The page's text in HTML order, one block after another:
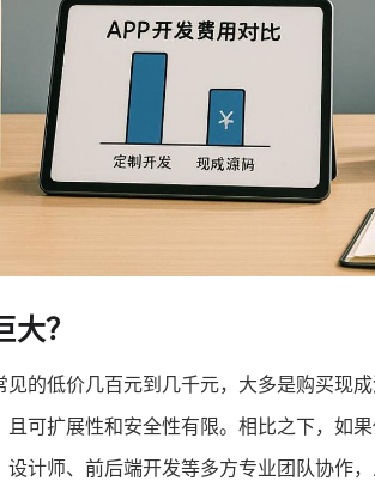
？
见的低价几百元到几千元，大多是购买现
且可扩展性和安全性有限。相比之下，如
设计师、前后端开发等多方专业团队协作